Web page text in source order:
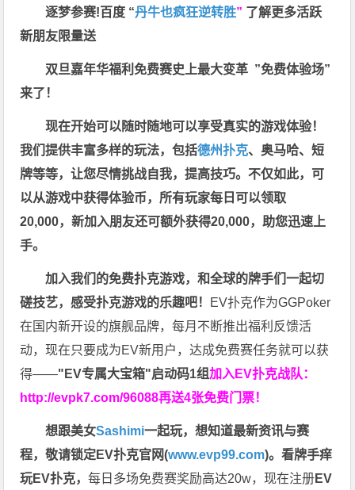
逐梦参赛!百度 “丹牛也疯狂逆转胜” 了解更多活跃
新朋友限量送
双旦嘉年华福利免费赛史上最大变革 ”免费体验场”
来了！
现在开始可以随时随地可以享受真实的游戏体验！
我们提供丰富多样的玩法，包括德州扑克、奥马哈、短
牌等等，让您尽情挑战自我，提高技巧。不仅如此， 可
以从游戏中获得体验币，所有玩家每日可以领取
20,000，新加入朋友还可额外获得20,000，助您迅速上
手。
加入我们的免费扑克游戏，和全球的牌手们一起切
磋技艺，感受扑克游戏的乐趣吧！ EV扑克作为GGPoker
在国内新开设的旗舰品牌，每月不断推出福利反馈活
动，现在只要成为EV新用户，达成免费赛任务就可以获
得——"EV专属大宝箱"启动码1组加入EV扑克战队：
http://evpk7.com/96088再送4张免费门票！
想跟美女Sashimi一起玩，想知道最新资讯与赛
程，敬请锁定EV扑克官网(www.evp99.com)。看牌手痒
玩EV扑克，每日多场免费赛奖励高达20w，现在注册EV